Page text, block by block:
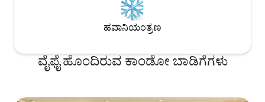
ಹವಾನಿಯಂತ್ರಣ
ವೈಫೈ ಹೊಂದಿರುವ ಕಾಂಡೋ ಬಾಡಿಗೆಗಳು